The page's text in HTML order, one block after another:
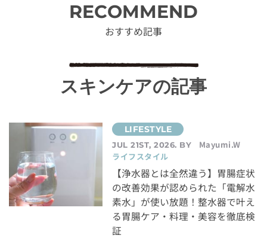
RECOMMEND
おすすめ記事
スキンケアの記事
JUL 21ST, 2026. BY
Mayumi.W
ライフスタイル
【浄水器とは全然違う】胃腸症状
の改善効果が認められた「電解水
素水」が使い放題！整水器で叶え
る胃腸ケア・料理・美容を徹底検
証